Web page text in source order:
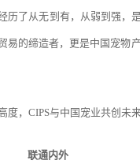
历了从无到有，从弱到强，
易的缔造者，更是中国宠物
，CIPS与中国宠业共创未来
联通内外